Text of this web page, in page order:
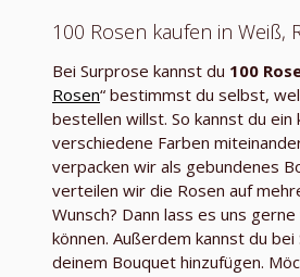
100 Rosen kaufen in Weiß,
Bei Surprose kannst du 100
Rosen“ bestimmst du selbst,
bestellen willst. So kannst du
verschiedene Farben
verpacken wir als gebundenes
verteilen wir die Rosen auf
Wunsch? Dann lass es uns
können. Außerdem kannst du
deinem Bouquet hinzufügen.